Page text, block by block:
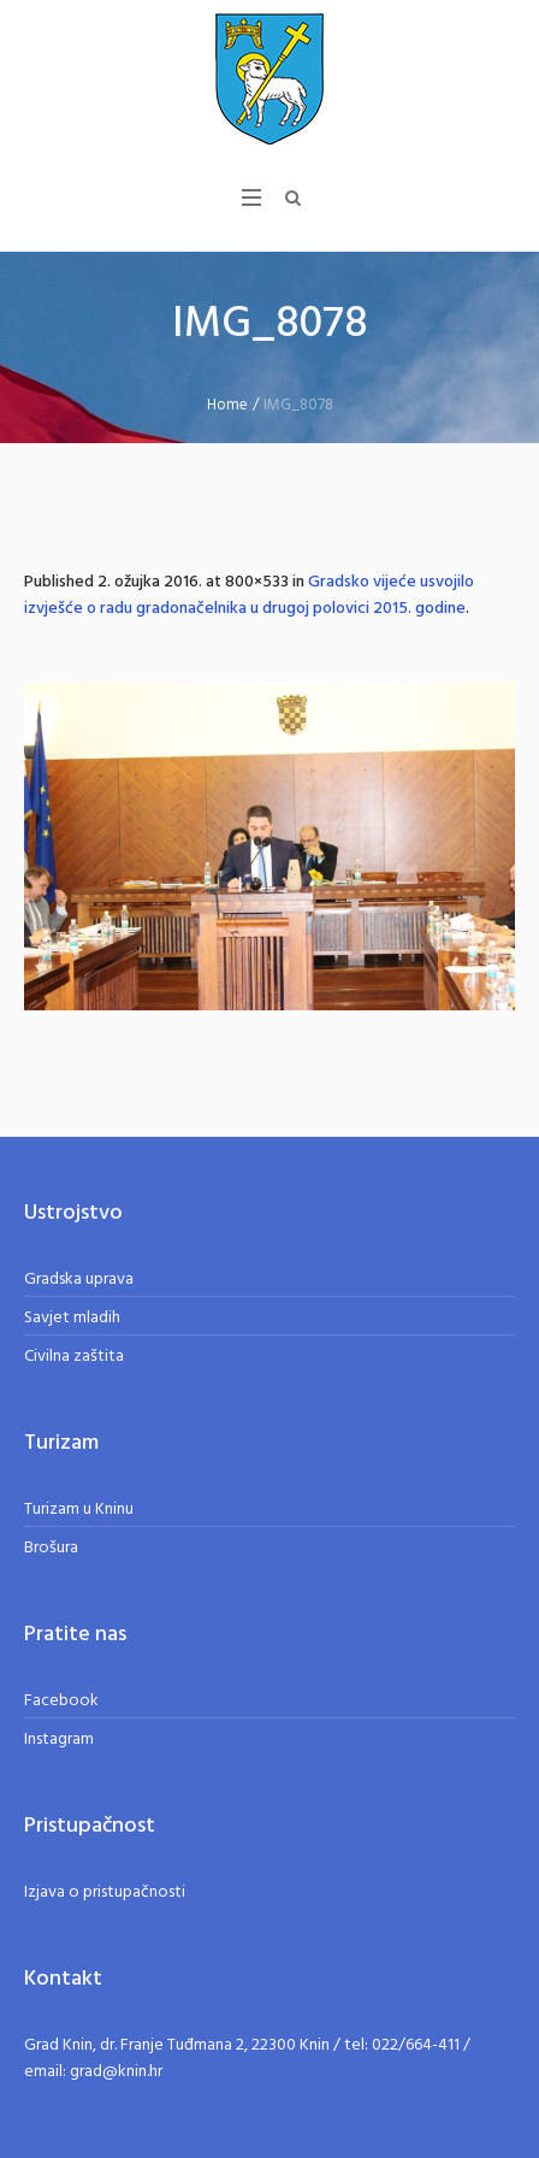
IMG_8078
Home /IMG_8078
Published2. ožujka 2016.at 800×533 inGradsko vijeće usvojilo
izvješće o radu gradonačelnika u drugoj polovici 2015. godine.
Ustrojstvo
Gradska uprava
Savjet mladih
Civilna zaštita
Turizam
Turizam u Kninu
Brošura
Pratite nas
Facebook
Instagram
Pristupačnost
Izjava o pristupačnosti
Kontakt
Grad Knin, dr. Franje Tuđmana 2, 22300 Knin / tel: 022/664-411 /
email: grad@knin.hr